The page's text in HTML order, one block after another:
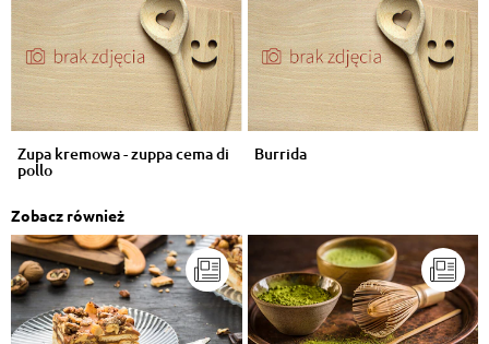
Zupa kremowa - zuppa cema di
pollo
Burrida
Zobacz również